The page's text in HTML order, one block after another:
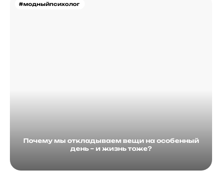
#модныйпсихолог
Почему мы откладываем вещи на особенный
день – и жизнь тоже?